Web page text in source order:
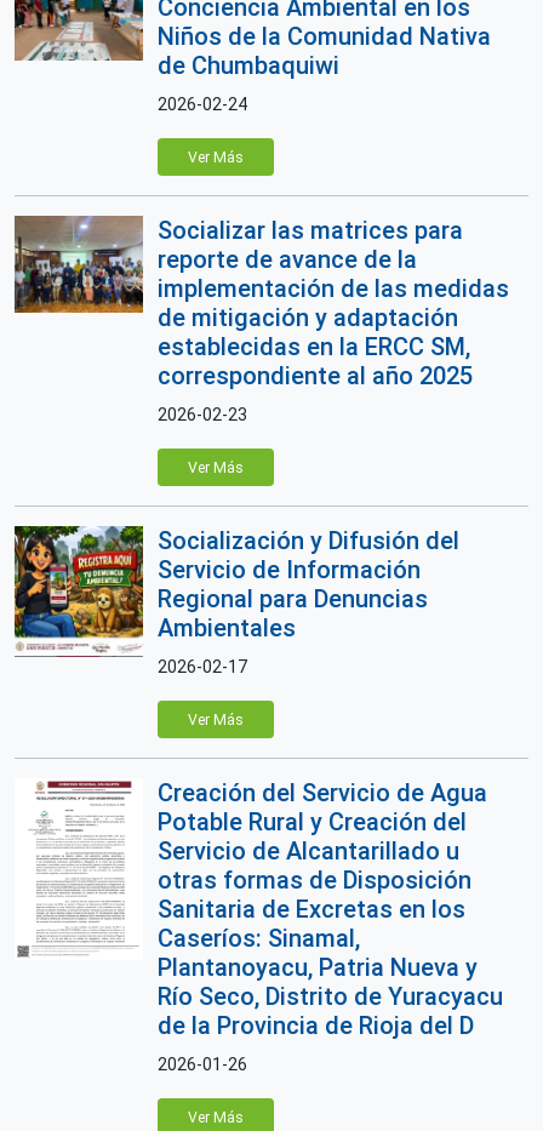
Conciencia Ambiental en los
Niños de la Comunidad Nativa
de Chumbaquiwi
2026-02-24
Ver Más
Socializar las matrices para
reporte de avance de la
implementación de las medidas
de mitigación y adaptación
establecidas en la ERCC SM,
correspondiente al año 2025
2026-02-23
Ver Más
Socialización y Difusión del
Servicio de Información
Regional para Denuncias
Ambientales
2026-02-17
Ver Más
Creación del Servicio de Agua
Potable Rural y Creación del
Servicio de Alcantarillado u
otras formas de Disposición
Sanitaria de Excretas en los
Caseríos: Sinamal,
Plantanoyacu, Patria Nueva y
Río Seco, Distrito de Yuracyacu
de la Provincia de Rioja del D
2026-01-26
Ver Más